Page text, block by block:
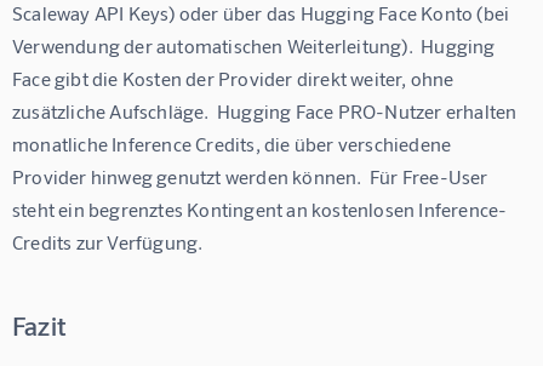
Scaleway API Keys) oder über das Hugging Face Konto (bei
Verwendung der automatischen Weiterleitung).  Hugging
Face gibt die Kosten der Provider direkt weiter, ohne
zusätzliche Aufschläge.  Hugging Face PRO-Nutzer erhalten
monatliche Inference Credits, die über verschiedene
Provider hinweg genutzt werden können.  Für Free-User
steht ein begrenztes Kontingent an kostenlosen Inference-
Credits zur Verfügung.
Fazit